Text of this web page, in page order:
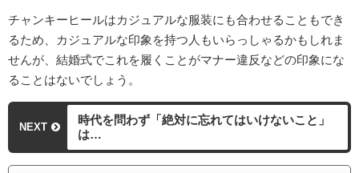
チャンキーヒールはカジュアルな服装にも合わせることもでき
るため、カジュアルな印象を持つ人もいらっしゃるかもしれま
せんが、結婚式でこれを履くことがマナー違反などの印象にな
ることはないでしょう。
NEXT
時代を問わず「絶対に忘れてはいけないこと」
は…